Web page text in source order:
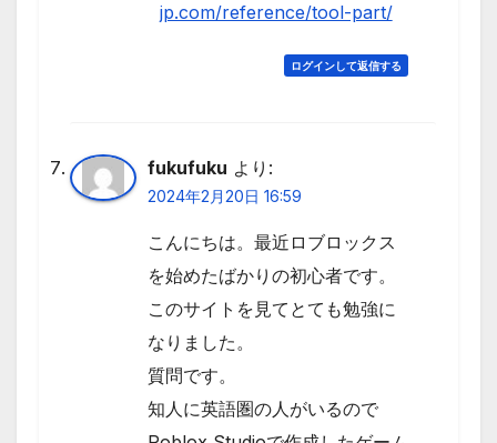
jp.com/reference/tool-part/
ログインして返信する
fukufuku より:
2024年2月20日 16:59
こんにちは。最近ロブロックス
を始めたばかりの初心者です。
このサイトを見てとても勉強に
なりました。
質問です。
知人に英語圏の人がいるので